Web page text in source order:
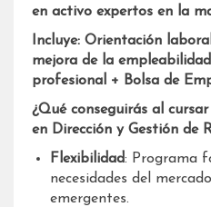
en activo expertos en la
Incluye: Orientación
mejora de la
profesional + Bolsa de
¿Qué conseguirás al
en Dirección y Gestión de
Flexibilidad: Programa
necesidades del
emergentes.